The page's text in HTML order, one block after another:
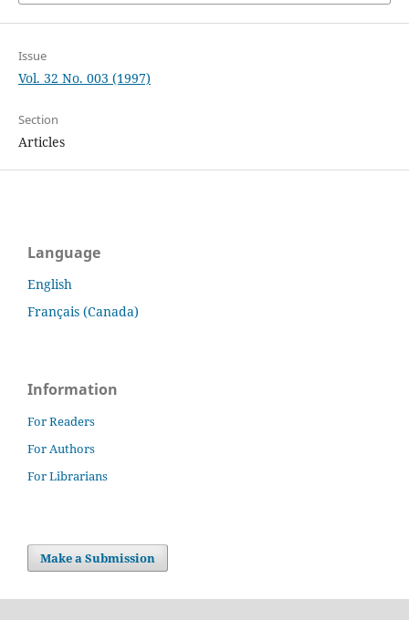
Issue
Vol. 32 No. 003 (1997)
Section
Articles
Language
English
Français (Canada)
Information
For Readers
For Authors
For Librarians
Make a Submission